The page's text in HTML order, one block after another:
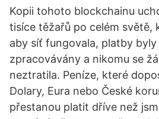
Kopii tohoto blockchainu
tisíce těžařů po celém světě,
aby síť fungovala, platby
zpracovávány a nikomu se
neztratila. Peníze, které
Dolary, Eura nebo České
přestanou platit dříve než